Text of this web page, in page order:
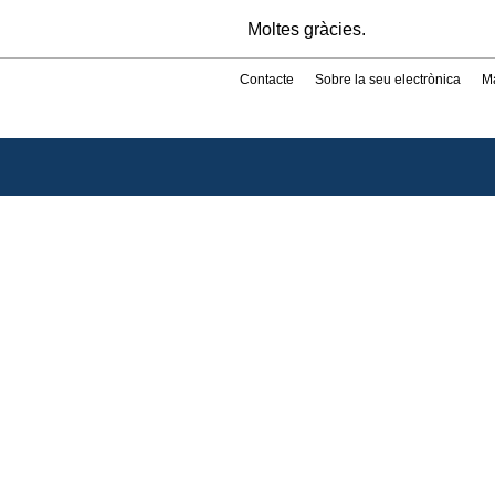
Moltes gràcies.
Contacte Sobre la seu electrònica